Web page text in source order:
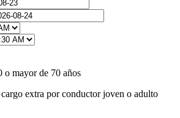
o mayor de 70 años
cargo extra por conductor joven o adulto